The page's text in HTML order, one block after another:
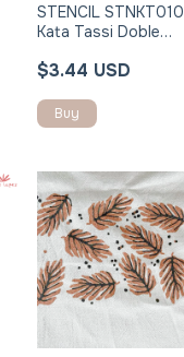
STENCIL STNKT010
Kata Tassi Doble
$3.44 USD